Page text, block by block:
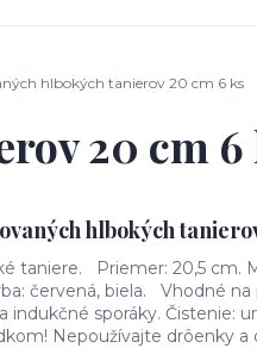
hlbokých tanierov 20 cm 6 ks
20 cm 6
hlbokých
taniere. Priemer: 20,5 cm.
červená, biela. Vhodné
indukčné sporáky. Čistenie:
Nepoužívajte drôenky a